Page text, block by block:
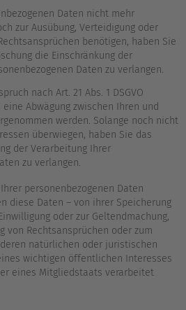
Daten nicht mehr
zur Ausübung, Verteidigung oder
benötigen, haben Sie
die Einschränkung der
Daten zu verlangen.
nach Art. 21 Abs. 1 DSGVO
Abwägung zwischen Ihren und
werden. Solange noch nicht
überwiegen, haben Sie das
der Verarbeitung Ihrer
zu verlangen.
personenbezogenen Daten
diese Daten – von ihrer Speicherung
oder zur Geltendmachung,
von Rechtsansprüchen oder zum
natürlichen oder juristischen
wichtigen öffentlichen Interesses
eines Mitgliedstaats verarbeitet